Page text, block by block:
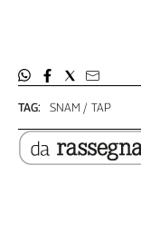
Diffusa
InFlai
Le
trasmissioni
tv
TAG: SNAM TAP